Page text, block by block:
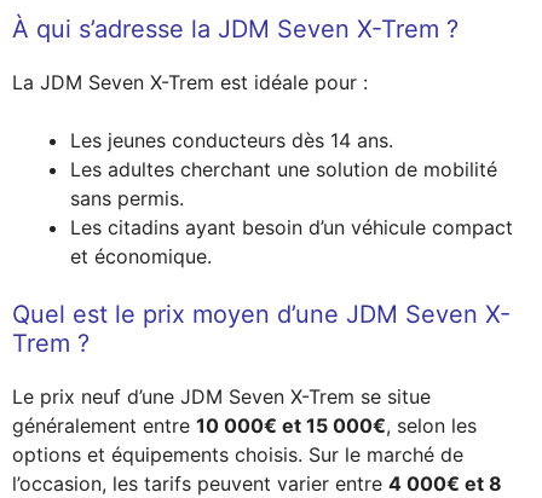
À qui s’adresse la JDM Seven X-Trem ?
La JDM Seven X-Trem est idéale pour :
Les jeunes conducteurs dès 14 ans.
Les adultes cherchant une solution de mobilité
sans permis.
Les citadins ayant besoin d’un véhicule compact
et économique.
Quel est le prix moyen d’une JDM Seven X-
Trem ?
Le prix neuf d’une JDM Seven X-Trem se situe
généralement entre 10 000€ et 15 000€, selon les
options et équipements choisis. Sur le marché de
l’occasion, les tarifs peuvent varier entre 4 000€ et 8